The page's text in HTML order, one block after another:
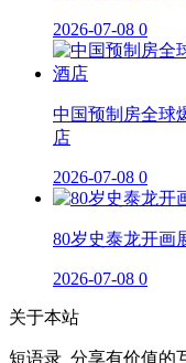
2026-07-08 0
中国预制房全球
店
2026-07-08 0
80岁史泰龙开画
2026-07-08 0
关于本站
短语录_分享有价值的